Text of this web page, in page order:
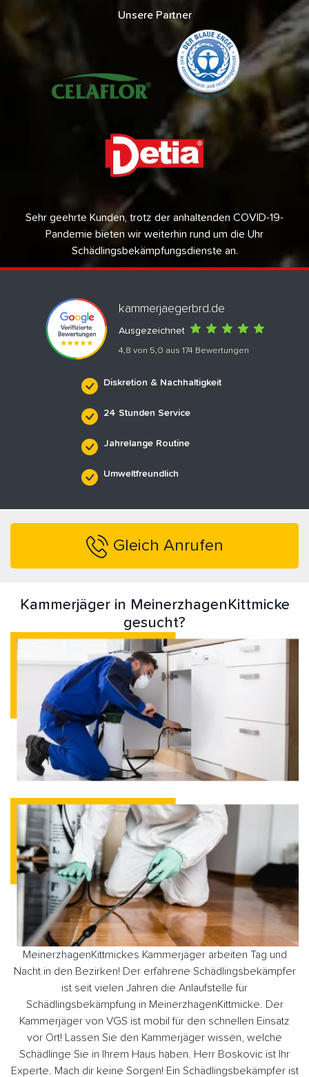
Unsere Partner
Sehr geehrte Kunden, trotz der anhaltenden COVID-19-
Pandemie bieten wir weiterhin rund um die Uhr
Schädlingsbekämpfungsdienste an.
kammerjaegerbrd.de
Ausgezeichnet
4,8 von 5,0 aus 174 Bewertungen
Diskretion & Nachhaltigkeit
24 Stunden Service
Jahrelange Routine
Umweltfreundlich
Gleich Anrufen
Kammerjäger in MeinerzhagenKittmicke
gesucht?
MeinerzhagenKittmickes Kammerjäger arbeiten Tag und
Nacht in den Bezirken! Der erfahrene Schädlingsbekämpfer
ist seit vielen Jahren die Anlaufstelle für
Schädlingsbekämpfung in MeinerzhagenKittmicke. Der
Kammerjäger von VGS ist mobil für den schnellen Einsatz
vor Ort! Lassen Sie den Kammerjäger wissen, welche
Schädlinge Sie in Ihrem Haus haben. Herr Boskovic ist Ihr
Experte. Mach dir keine Sorgen! Ein Schädlingsbekämpfer ist